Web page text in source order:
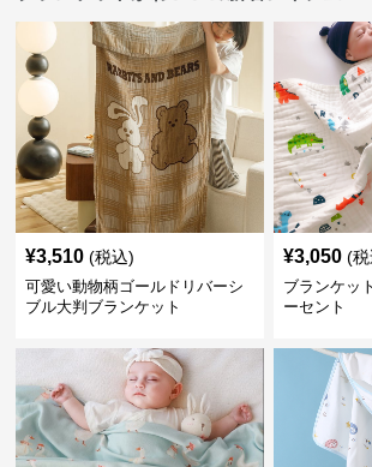
¥3,510 (税込)
可愛い動物柄ゴールドリバーシ
ブル大判ブランケット
¥3,050 (
ブランケッ
ーセント